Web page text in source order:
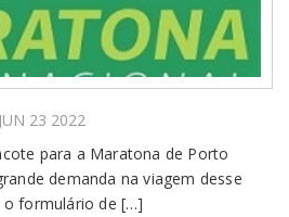
23 2022
para a Maratona de Porto
demanda na viagem desse
formulário de […]